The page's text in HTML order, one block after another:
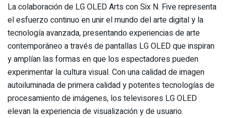
La colaboración de LG OLED Arts con Six N. Five representa
el esfuerzo continuo en unir el mundo del arte digital y la
tecnología avanzada, presentando experiencias de arte
contemporáneo a través de pantallas LG OLED que inspiran
y amplían las formas en que los espectadores pueden
experimentar la cultura visual. Con una calidad de imagen
autoiluminada de primera calidad y potentes tecnologías de
procesamiento de imágenes, los televisores LG OLED
elevan la experiencia de visualización y de usuario.